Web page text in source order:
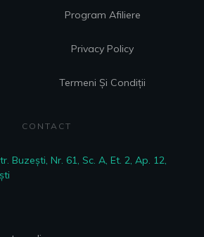
Program Afiliere
Privacy Policy
Termeni Și Condiții
CONTACT
Buzești, Nr. 61, Sc. A, Et. 2, Ap. 12,